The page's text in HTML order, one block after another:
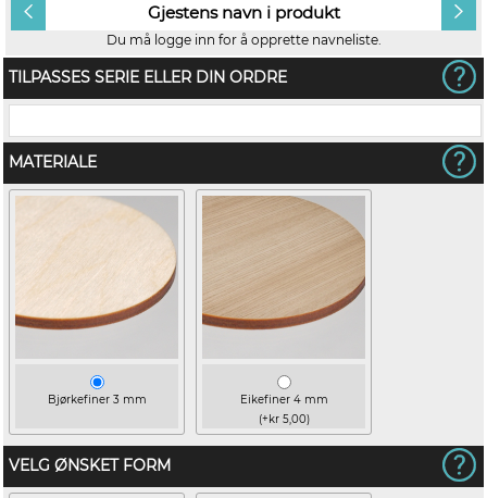
Gjestens navn i produkt
Du må logge inn for å opprette navneliste.
TILPASSES SERIE ELLER DIN ORDRE
MATERIALE
Bjørkefiner 3 mm
Eikefiner 4 mm
(+kr 5,00)
VELG ØNSKET FORM